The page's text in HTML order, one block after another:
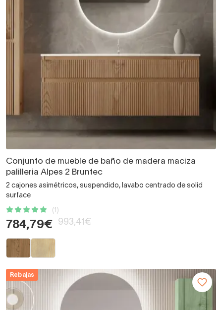
Conjunto de mueble de baño de madera maciza
palilleria Alpes 2 Bruntec
2 cajones asimétricos, suspendido, lavabo centrado de solid
surface
(1)
784,79€ 993,41€
Rebajas